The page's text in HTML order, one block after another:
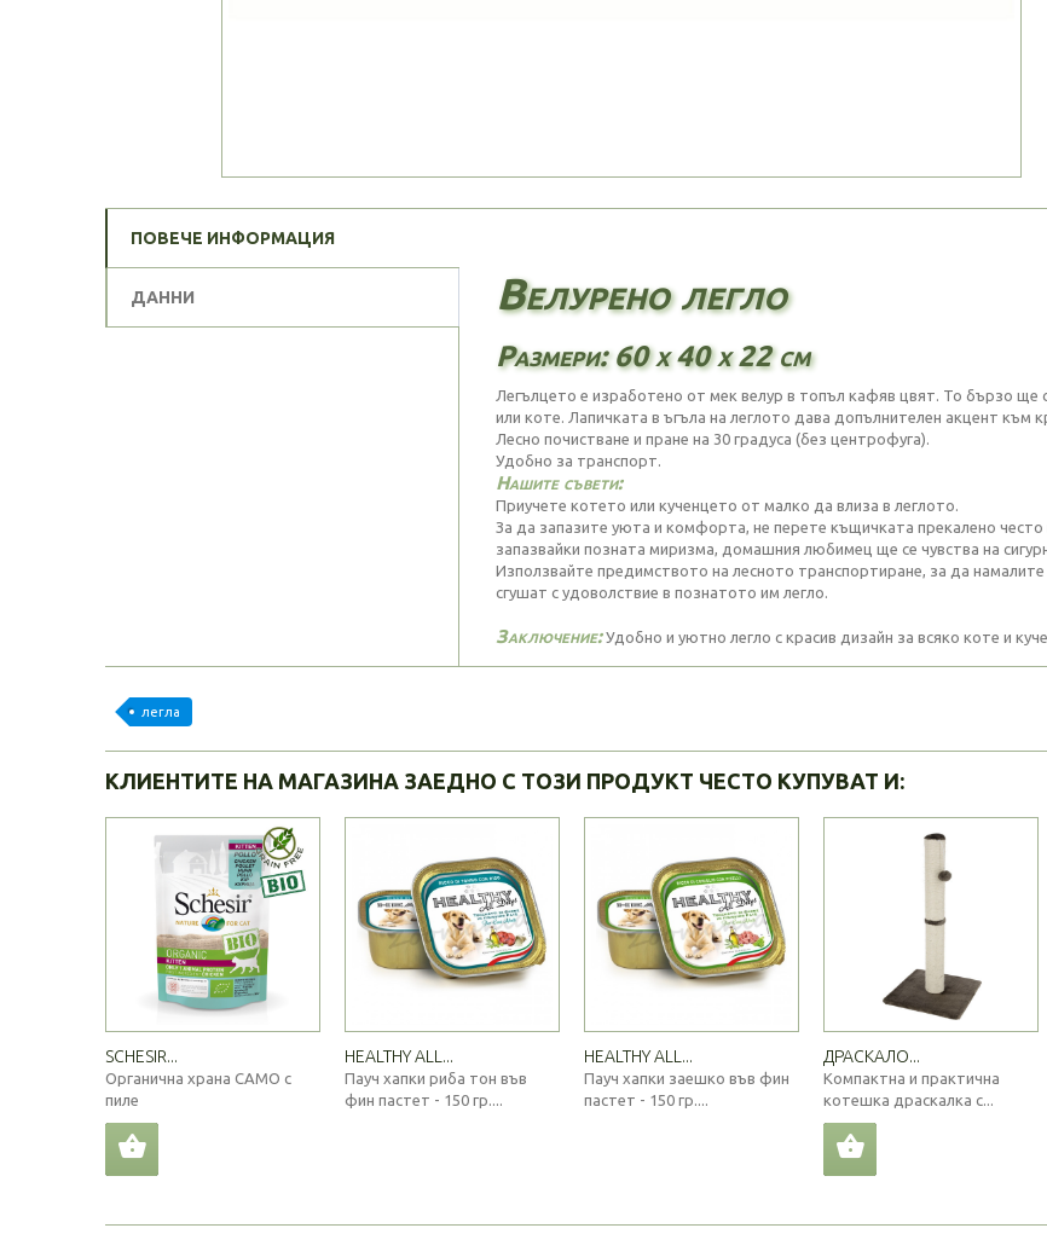
ПОВЕЧЕ ИНФОРМАЦИЯ
ДАННИ Велурено легло
Размери: 60 х 40 х 22 см
Легълцето е изработено от мек велур в топъл кафяв цвят. То бързо
или коте. Лапичката в ъгъла на леглото дава допълнителен акцент към
Лесно почистване и пране на 30 градуса (без центрофуга).
Удобно за транспорт.
Нашите съвети:
Приучете котето или кученцето от малко да влиза в леглото.
За да запазите уюта и комфорта, не перете къщичката прекалено
запазвайки позната миризма, домашния любимец ще се чувства на
Използвайте предимството на лесното транспортиране, за да
сгушат с удоволствие в познатото им легло.
Заключение:Удобно и уютно легло с красив дизайн за всяко коте и
легла
КЛИЕНТИТЕ НА МАГАЗИНА ЗАЕДНО С ТОЗИ ПРОДУКТ ЧЕСТО КУПУВАТ И:
SCHESIR...
Органична храна САМО с
пиле
HEALTHY ALL...
Пауч хапки риба тон във
фин пастет - 150 гр....
HEALTHY ALL...
Пауч хапки заешко във фин
пастет - 150 гр....
ДРАСКАЛО...
Компактна и практична
котешка драскалка с...